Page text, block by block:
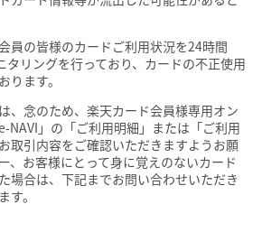
員の皆様のカードご利用状況を24時間
リングを行っており、カードの不正使用
ります。
、念のため、楽天カード会員様専用オン
NAVI」の「ご利用明細」または「ご利用
取引内容をご確認いただきますようお願
、お客様にとって身に覚えのないカード
場合は、下記までお問い合わせいただき
す。